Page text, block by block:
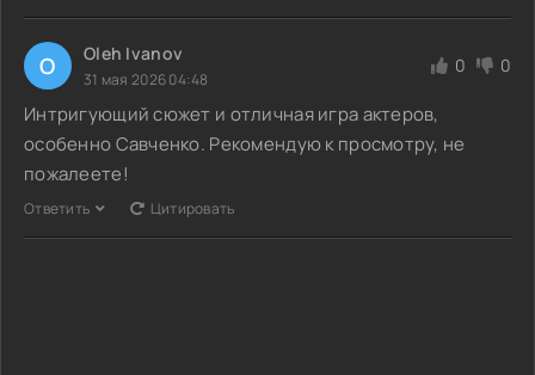
O Oleh Ivanov
31 мая 2026 04:48
0 0
Интригующий сюжет и отличная игра актеров,
особенно Савченко. Рекомендую к просмотру, не
пожалеете!
Ответить Цитировать